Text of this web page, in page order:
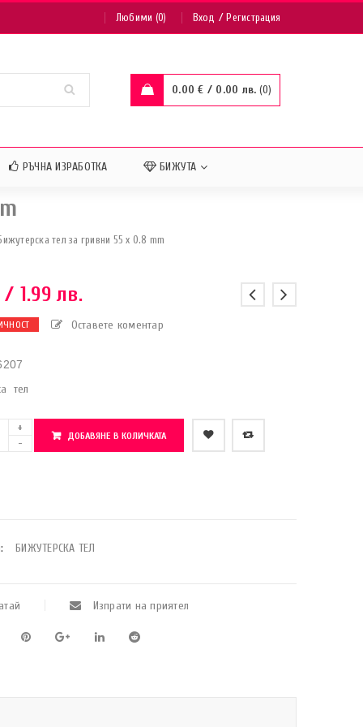
Любими (0) Вход /Регистрация
0.00€ / 0.00 лв. 0
РЪЧНА ИЗРАБОТКА БИЖУТА
тел за гривни 55 x 0.8 mm
/ 1.99 лв.
Оставете коментар
тел
ДОБАВЯНЕ В КОЛИЧКАТА
БИЖУТЕРСКА ТЕЛ
Изпрати на приятел